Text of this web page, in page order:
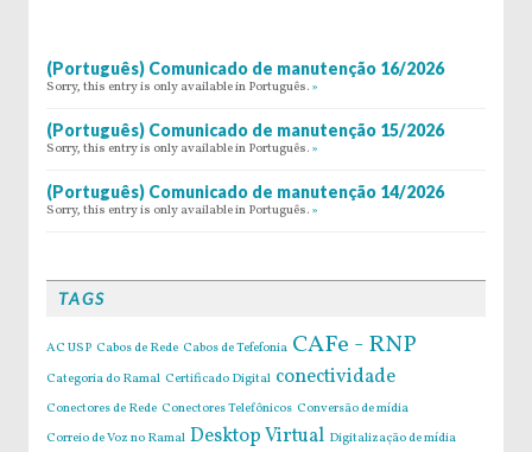
(Português) Comunicado de manutenção 16/2026
Sorry, this entry is only available in Português. »
(Português) Comunicado de manutenção 15/2026
Sorry, this entry is only available in Português. »
(Português) Comunicado de manutenção 14/2026
Sorry, this entry is only available in Português. »
TAGS
AC USP Cabos de Rede Cabos de Tefefonia CAFe - RNP
Categoria do Ramal Certificado Digital conectividade
Conectores de Rede Conectores Telefônicos Conversão de mídia
Correio de Voz no Ramal Desktop Virtual Digitalização de mídia